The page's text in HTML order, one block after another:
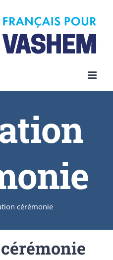
cérémonie